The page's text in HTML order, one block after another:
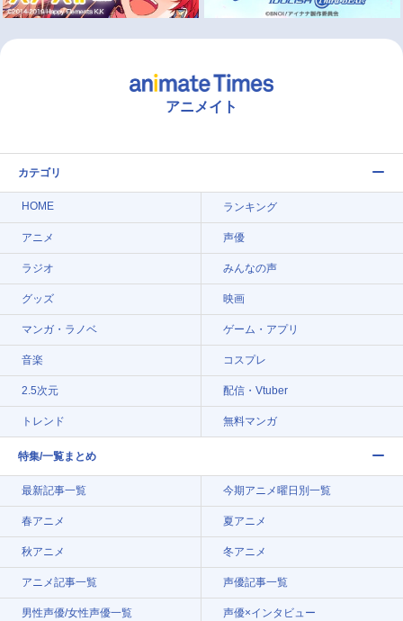
アニメイト
カテゴリ
HOME ランキング
アニメ 声優
ラジオ みんなの声
グッズ 映画
マンガ・ラノベ ゲーム・アプリ
音楽 コスプレ
2.5次元 配信・Vtuber
トレンド 無料マンガ
特集/一覧まとめ
最新記事一覧 今期アニメ曜日別一覧
春アニメ 夏アニメ
秋アニメ 冬アニメ
アニメ記事一覧 声優記事一覧
男性声優/女性声優一覧 声優×インタビュー